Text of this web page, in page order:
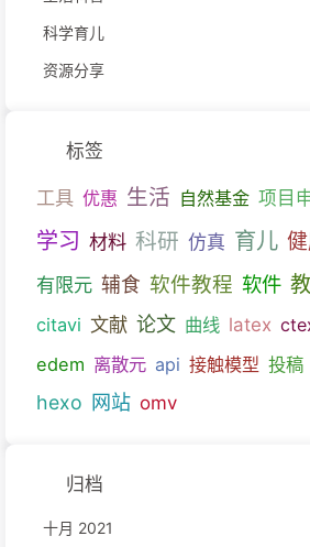
科学育儿
资源分享
标签
工具 优惠 生活 自然基金 项目
学习 材料 科研 仿真 育儿
有限元 辅食 软件教程 软件
citavi 文献 论文 曲线 latex
edem 离散元 api 接触模型 投稿
hexo 网站 omv
归档
十月 2021